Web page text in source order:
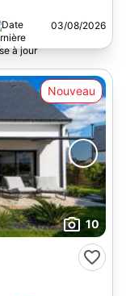
03/08/2026
Nouveau
10